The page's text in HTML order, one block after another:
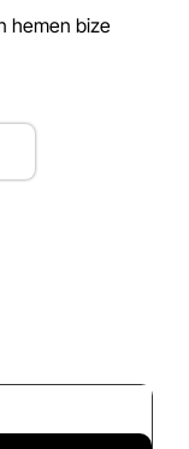
hemen bize